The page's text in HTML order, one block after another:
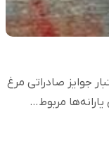
جوایز صادراتی مرغ
مربوط…